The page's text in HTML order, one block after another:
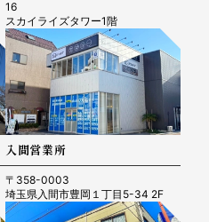
16
スカイライズタワー1階
入間営業所
〒358-0003
埼玉県入間市豊岡１丁目5-34 2F